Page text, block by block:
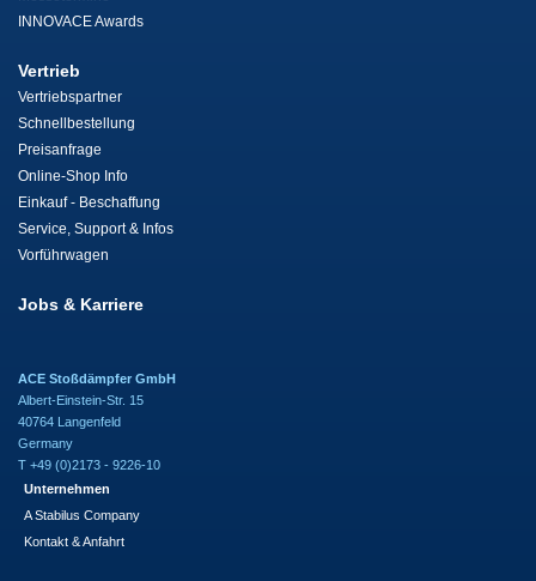
INNOVACE Awards
Vertrieb
Vertriebspartner
Schnellbestellung
Preisanfrage
Online-Shop Info
Einkauf - Beschaffung
Service, Support & Infos
Vorführwagen
Jobs & Karriere
ACE Stoßdämpfer GmbH
Albert-Einstein-Str. 15
40764 Langenfeld
Germany
T +49 (0)2173 - 9226-10
Unternehmen
A Stabilus Company
Kontakt & Anfahrt